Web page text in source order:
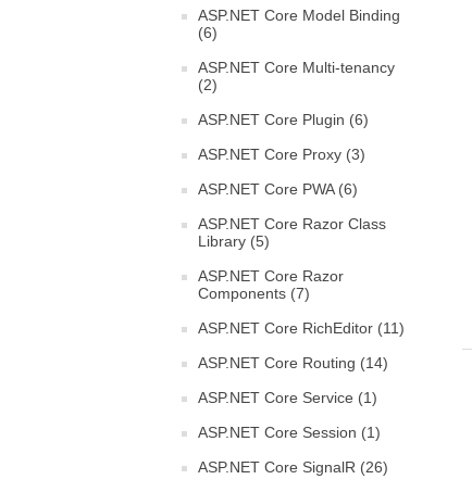
ASP.NET Core Model Binding
(6)
ASP.NET Core Multi-tenancy
(2)
ASP.NET Core Plugin (6)
ASP.NET Core Proxy (3)
ASP.NET Core PWA (6)
ASP.NET Core Razor Class
Library (5)
ASP.NET Core Razor
Components (7)
ASP.NET Core RichEditor (11)
ASP.NET Core Routing (14)
ASP.NET Core Service (1)
ASP.NET Core Session (1)
ASP.NET Core SignalR (26)